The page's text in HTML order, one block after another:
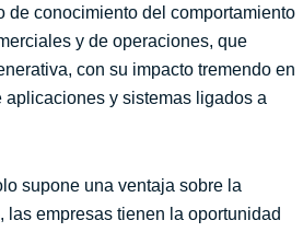
conocimiento del comportamiento
y de operaciones, que
con su impacto tremendo en
y sistemas ligados a
supone una ventaja sobre la
empresas tienen la oportunidad